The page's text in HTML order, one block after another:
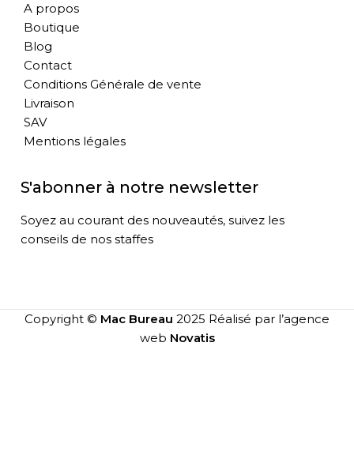
A propos
Boutique
Blog
Contact
Conditions Générale de vente
Livraison
SAV
Mentions légales
S'abonner à notre newsletter
Soyez au courant des nouveautés, suivez les
conseils de nos staffes
Copyright © Mac Bureau 2025 Réalisé par l’agence
web Novatis